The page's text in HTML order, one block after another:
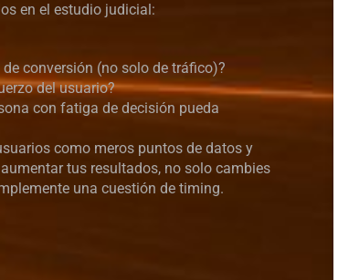
en el estudio judicial:
conversión (no solo de tráfico)?
del usuario?
con fatiga de decisión pueda
como meros puntos de datos y
tus resultados, no solo cambies
una cuestión de timing.